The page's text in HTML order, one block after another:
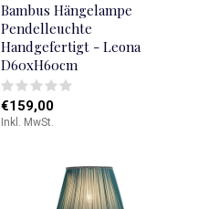
Bambus Hängelampe
Pendelleuchte
Handgefertigt - Leona
D60xH60cm
€159,00
Inkl. MwSt.